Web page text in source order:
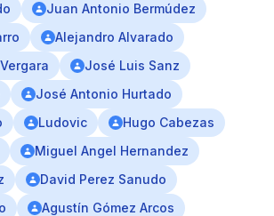
Juan Antonio Bermúdez
Alejandro Alvarado
José Luis Sanz
José Antonio Hurtado
Ludovic
Hugo Cabezas
Miguel Angel Hernandez
David Perez Sanudo
Agustín Gómez Arcos